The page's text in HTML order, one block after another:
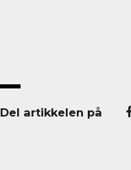
Del artikkelen på